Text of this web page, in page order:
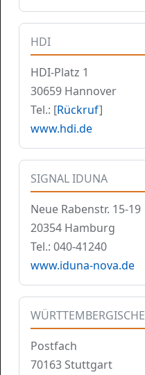
HDI
HDI-Platz 1
30659 Hannover
Tel.: [Rückruf]
www.hdi.de
SIGNAL IDUNA
Neue Rabenstr. 15-19
20354 Hamburg
Tel.: 040-41240
www.iduna-nova.de
WÜRTTEMBERGISCHE
Postfach
70163 Stuttgart